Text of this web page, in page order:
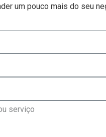
um pouco mais do seu